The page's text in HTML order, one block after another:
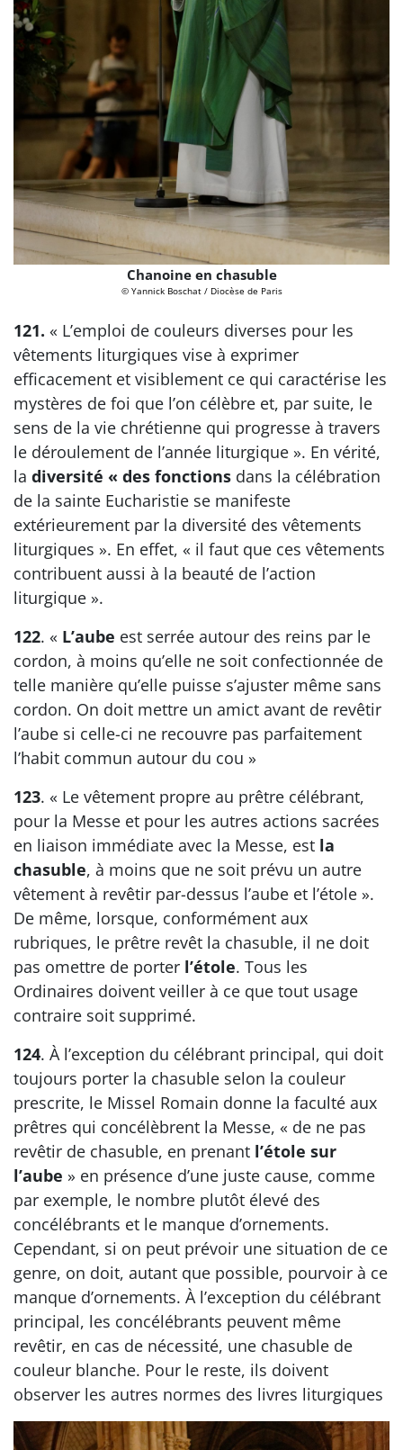
Chanoine en chasuble
© Yannick Boschat / Diocèse de Paris
121. « L’emploi de couleurs diverses pour les
vêtements liturgiques vise à exprimer
efficacement et visiblement ce qui caractérise les
mystères de foi que l’on célèbre et, par suite, le
sens de la vie chrétienne qui progresse à travers
le déroulement de l’année liturgique ». En vérité,
la diversité « des fonctions dans la célébration
de la sainte Eucharistie se manifeste
extérieurement par la diversité des vêtements
liturgiques ». En effet, « il faut que ces vêtements
contribuent aussi à la beauté de l’action
liturgique ».
122. « L’aube est serrée autour des reins par le
cordon, à moins qu’elle ne soit confectionnée de
telle manière qu’elle puisse s’ajuster même sans
cordon. On doit mettre un amict avant de revêtir
l’aube si celle-ci ne recouvre pas parfaitement
l’habit commun autour du cou »
123. « Le vêtement propre au prêtre célébrant,
pour la Messe et pour les autres actions sacrées
en liaison immédiate avec la Messe, est la
chasuble, à moins que ne soit prévu un autre
vêtement à revêtir par-dessus l’aube et l’étole ».
De même, lorsque, conformément aux
rubriques, le prêtre revêt la chasuble, il ne doit
pas omettre de porter l’étole. Tous les
Ordinaires doivent veiller à ce que tout usage
contraire soit supprimé.
124. À l’exception du célébrant principal, qui doit
toujours porter la chasuble selon la couleur
prescrite, le Missel Romain donne la faculté aux
prêtres qui concélèbrent la Messe, « de ne pas
revêtir de chasuble, en prenant l’étole sur
l’aube » en présence d’une juste cause, comme
par exemple, le nombre plutôt élevé des
concélébrants et le manque d’ornements.
Cependant, si on peut prévoir une situation de ce
genre, on doit, autant que possible, pourvoir à ce
manque d’ornements. À l’exception du célébrant
principal, les concélébrants peuvent même
revêtir, en cas de nécessité, une chasuble de
couleur blanche. Pour le reste, ils doivent
observer les autres normes des livres liturgiques